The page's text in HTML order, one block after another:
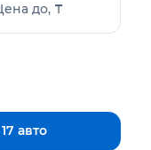
до, ₸
авто